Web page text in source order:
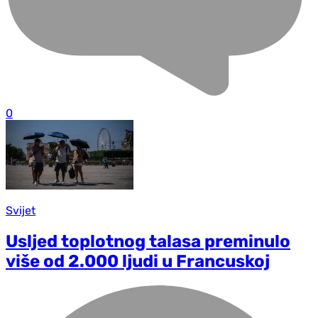
0
Svijet
Usljed toplotnog talasa preminulo
više od 2.000 ljudi u Francuskoj